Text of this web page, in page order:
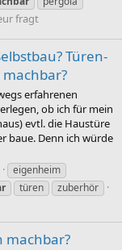
fragt
Türen-
erfahrenen
ob ich für mein
evtl. die Haustüre
baue. Denn ich würde
eigenheim
türen zuberhör
machbar?